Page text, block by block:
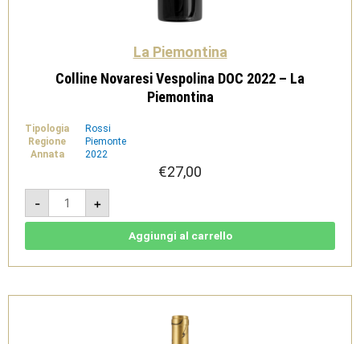
La Piemontina
Colline Novaresi Vespolina DOC 2022 – La
Piemontina
Tipologia
Rossi
Regione
Piemonte
Annata
2022
€27,00
-
Colline
Novaresi
Vespolina
DOC
Piemontina
+
Aggiungi al carrello